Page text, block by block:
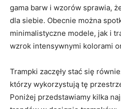
gama barw ​i wzorów ⁢sprawia,
dla siebie. Obecnie można
minimalistyczne modele, jak i
wzrok intensywnymi kolorami‌
Trampki zaczęły stać się
którzy‌ wykorzystują ​tę‍
Poniżej przedstawiamy ​kilka